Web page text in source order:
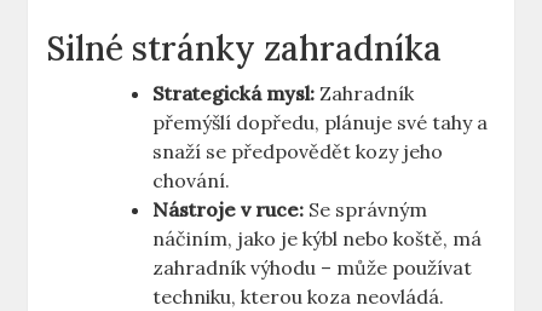
Silné stránky zahradníka
Strategická mysl: Zahradník
přemýšlí dopředu, plánuje své tahy a
snaží se předpovědět kozy jeho
chování.
Nástroje v ruce: Se správným
náčiním, jako je kýbl nebo koště, má
zahradník výhodu – může používat
techniku, kterou koza neovládá.